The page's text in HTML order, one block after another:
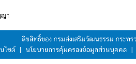
ญา
ลิขสิทธิ์ของ กรมส่งเสริมวัฒนธรรม กระท
ไซต์
| นโยบายการคุ้มครองข้อมูลส่วนบุคคล |